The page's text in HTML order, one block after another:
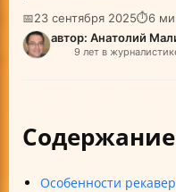
📅23 сентября 2025⏱6
автор: Анатолий
9 лет в
Особенности